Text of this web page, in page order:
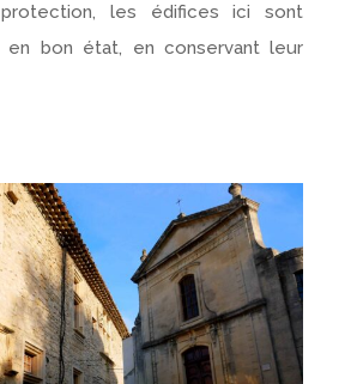
les édifices ici sont
en bon état, en conservant leur